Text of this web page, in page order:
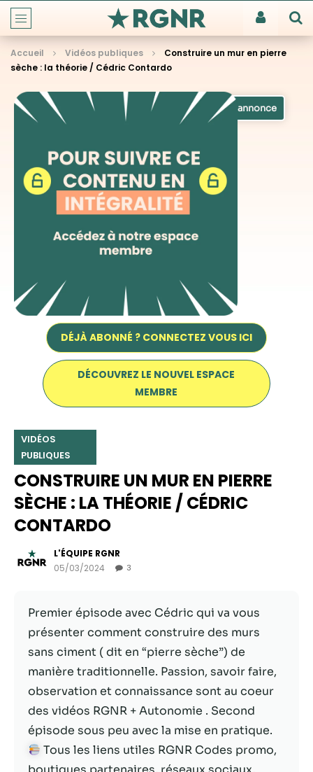
Accueil Vidéos publiques
Construire un mur en pierre
sèche : la théorie / Cédric Contardo
DÉJÀ ABONNÉ ? CONNECTEZ VOUS ICI
DÉCOUVREZ LE NOUVEL ESPACE
MEMBRE
VIDÉOS
PUBLIQUES
CONSTRUIRE UN MUR EN PIERRE
SÈCHE : LA THÉORIE / CÉDRIC
CONTARDO
L'ÉQUIPE RGNR
05/03/2024
3
Premier épisode avec Cédric qui va vous
présenter comment construire des murs
sans ciment ( dit en “pierre sèche”) de
manière traditionnelle. Passion, savoir faire,
observation et connaissance sont au coeur
des vidéos RGNR + Autonomie . Second
épisode sous peu avec la mise en pratique.
Tous les liens utiles RGNR Codes promo,
Nécessaire
du site Web.
Statistiques
Afin que nous
puissions
fonctionnalité
et la structure
du site Web,
en fonction